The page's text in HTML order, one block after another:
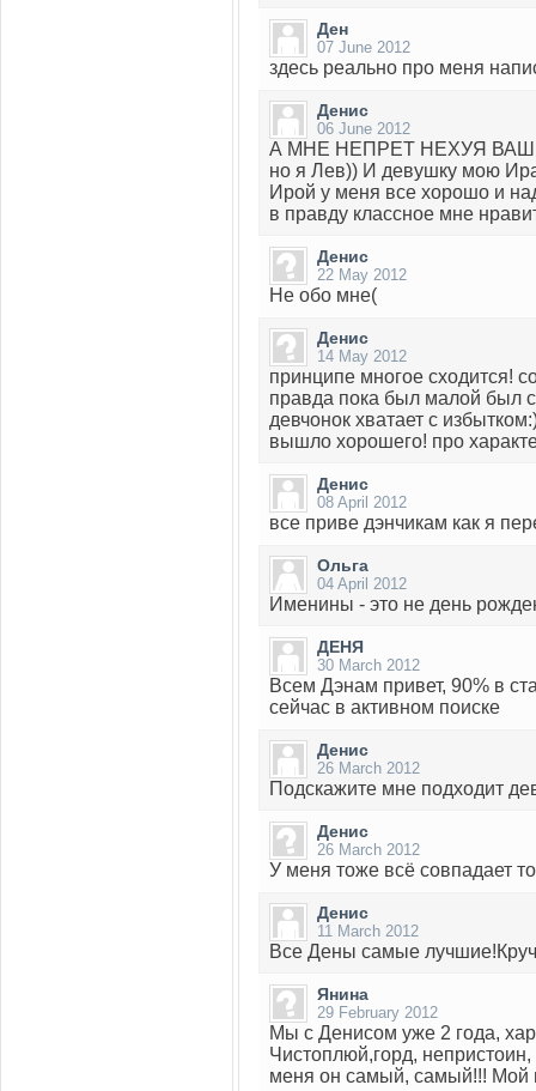
Ден
07 June 2012
здесь реально про меня
Денис
06 June 2012
А МНЕ НЕПРЕТ НЕХУЯ
но я Лев)) И девушку мою
Ирой у меня все хорошо и
в правду классное мне
Денис
22 May 2012
Не обо мне(
Денис
14 May 2012
принципе многое сходится!
правда пока был малой был
девчонок хватает с
вышло хорошего! про
Денис
08 April 2012
все приве дэнчикам как я
Ольга
04 April 2012
Именины - это не день
ДЕНЯ
30 March 2012
Всем Дэнам привет, 90% в
сейчас в активном поиске
Денис
26 March 2012
Подскажите мне подходит
Денис
26 March 2012
У меня тоже всё совпадает
Денис
11 March 2012
Все Дены самые
Янина
29 February 2012
Мы с Денисом уже 2 года,
Чистоплюй,горд,
меня он самый, самый!!! Мой